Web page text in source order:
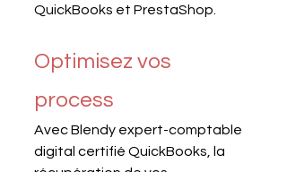
QuickBooks et PrestaShop.
Optimisez vos
process
Avec Blendy expert-comptable
digital certifié QuickBooks, la